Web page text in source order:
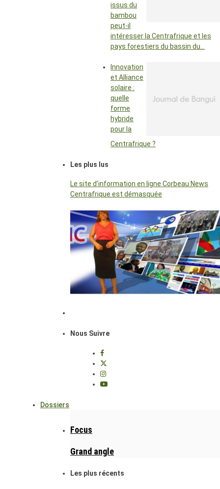
issus du
bambou
peut-il
intéresser la Centrafrique et les
pays forestiers du bassin du…
Innovation
et Alliance
solaire :
quelle
forme
hybride
pour la
Centrafrique ?
Les plus lus
Le site d’information en ligne Corbeau News
Centrafrique est démasquée
Nous Suivre
Dossiers
Focus
Grand angle
Les plus récents